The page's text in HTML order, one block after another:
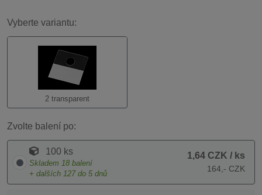
Vyberte variantu:
2 transparent
Zvolte balení po:
100 ks
Skladem 18 balení
+ dalších 127do 5 dnů
1,64 CZK / ks
164,- CZK